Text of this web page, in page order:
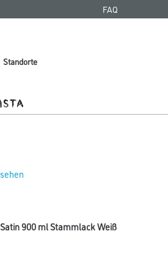
FAQ
Standorte
900 ml Stammlack Weiß